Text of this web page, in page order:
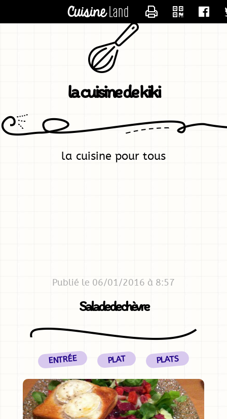
la cuisine de kiki
la cuisine pour tous
Publié le 06/01/2016 à 8:57
Salade de chèvre
ENTRÉE PLAT PLATS
CONTACTER